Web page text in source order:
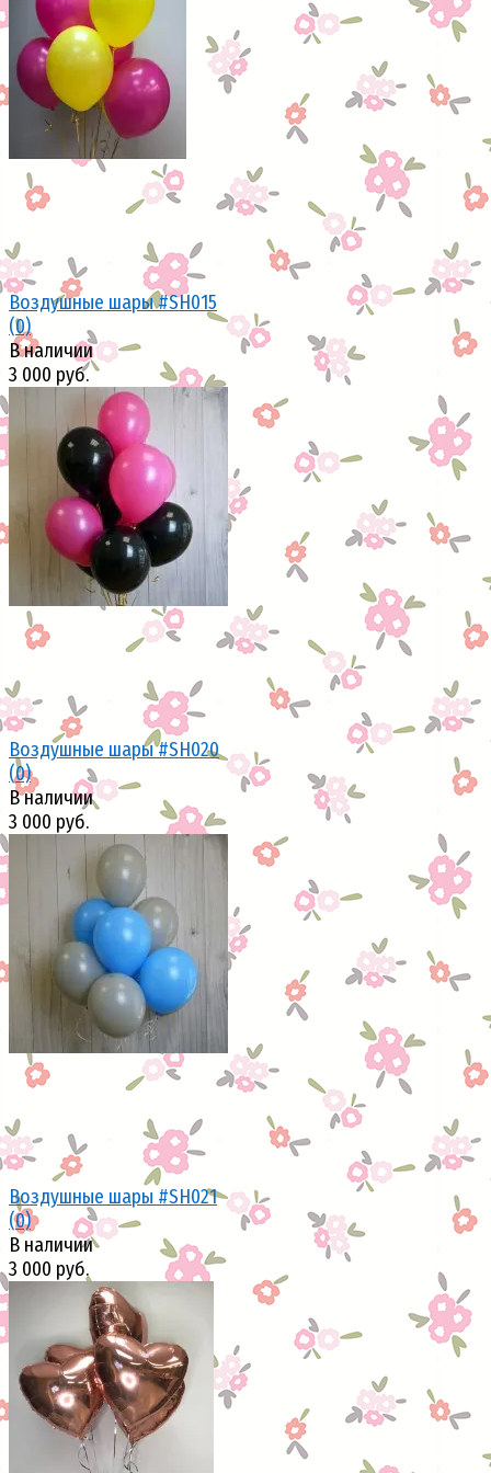
избранное сравнить
избранное сравнить
Воздушные шары #SH015
(0)
В наличии
3 000 руб.
избранное сравнить
Воздушные шары #SH020
(0)
В наличии
3 000 руб.
избранное сравнить
Воздушные шары #SH021
(0)
В наличии
3 000 руб.